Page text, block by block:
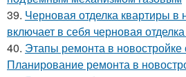
39. Черновая отделка квартиры в
включает в себя черновая
40. Этапы ремонта в новостройке
Планирование ремонта в